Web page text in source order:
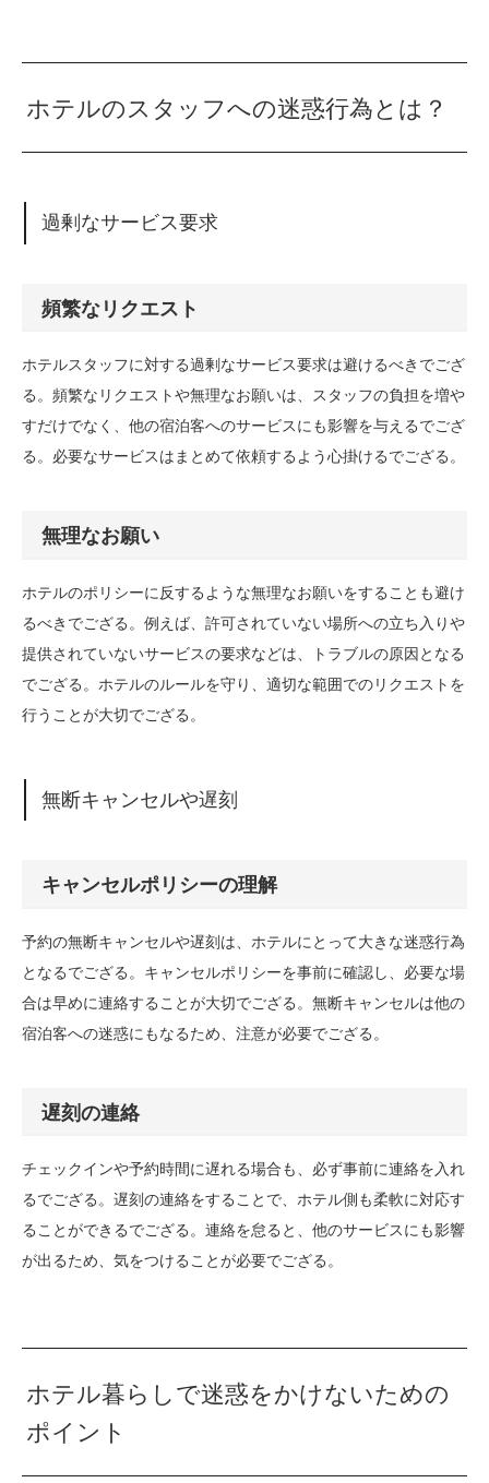
ホテルのスタッフへの迷惑行為とは？
過剰なサービス要求
頻繁なリクエスト
ホテルスタッフに対する過剰なサービス要求は避けるべきでござ
る。頻繁なリクエストや無理なお願いは、スタッフの負担を増や
すだけでなく、他の宿泊客へのサービスにも影響を与えるでござ
る。必要なサービスはまとめて依頼するよう心掛けるでござる。
無理なお願い
ホテルのポリシーに反するような無理なお願いをすることも避け
るべきでござる。例えば、許可されていない場所への立ち入りや
提供されていないサービスの要求などは、トラブルの原因となる
でござる。ホテルのルールを守り、適切な範囲でのリクエストを
行うことが大切でござる。
無断キャンセルや遅刻
キャンセルポリシーの理解
予約の無断キャンセルや遅刻は、ホテルにとって大きな迷惑行為
となるでござる。キャンセルポリシーを事前に確認し、必要な場
合は早めに連絡することが大切でござる。無断キャンセルは他の
宿泊客への迷惑にもなるため、注意が必要でござる。
遅刻の連絡
チェックインや予約時間に遅れる場合も、必ず事前に連絡を入れ
るでござる。遅刻の連絡をすることで、ホテル側も柔軟に対応す
ることができるでござる。連絡を怠ると、他のサービスにも影響
が出るため、気をつけることが必要でござる。
ホテル暮らしで迷惑をかけないための
ポイント